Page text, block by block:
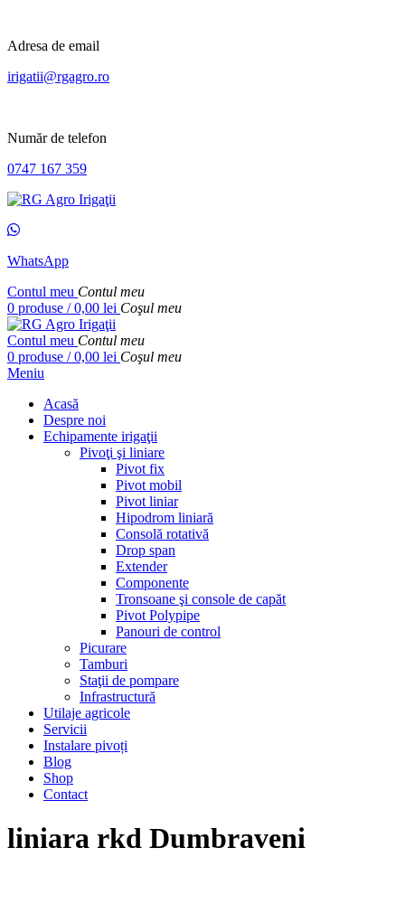
Adresa de email
irigatii@rgagro.ro
Număr de telefon
0747 167 359
WhatsApp
Contul meu Contul meu
0 produse / 0,00 lei Coşul meu
Contul meu Contul meu
0 produse / 0,00 lei Coşul meu
Meniu
Acasă
Despre noi
Echipamente irigaţii
Pivoţi şi liniare
Pivot fix
Pivot mobil
Pivot liniar
Hipodrom liniară
Consolă rotativă
Drop span
Extender
Componente
Tronsoane şi console de capăt
Pivot Polypipe
Panouri de control
Picurare
Tamburi
Staţii de pompare
Infrastructură
Utilaje agricole
Servicii
Instalare pivoți
Blog
Shop
Contact
liniara rkd Dumbraveni